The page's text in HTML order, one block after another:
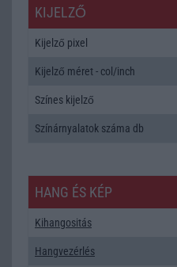
KIJELZŐ
Kijelző pixel
Kijelző méret - col/inch
Színes kijelző
Színárnyalatok száma db
HANG ÉS KÉP
Kihangositás
Hangvezérlés